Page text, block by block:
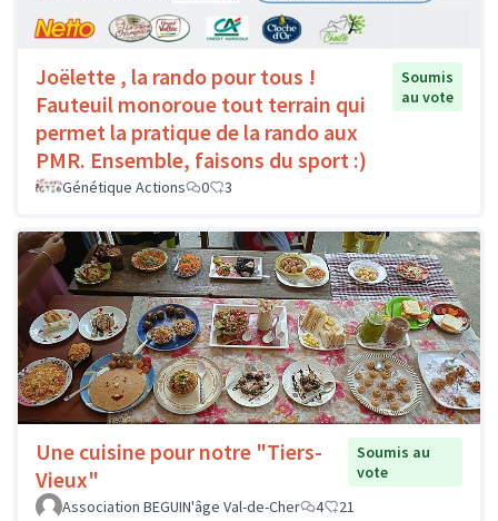
Joëlette , la rando pour tous !
Fauteuil monoroue tout terrain qui
permet la pratique de la rando aux
PMR. Ensemble, faisons du sport :)
Soumis
au vote
Génétique Actions 0 3
Une cuisine pour notre "Tiers-
Vieux"
Soumis au
vote
Association BEGUIN'âge Val-de-Cher
4 21